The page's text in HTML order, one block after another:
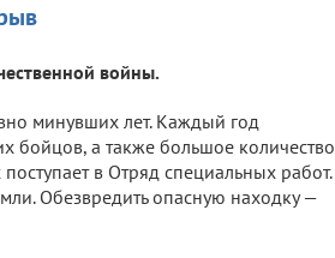
войны.
минувших лет. Каждый год
бойцов, а также большое количество
в Отряд специальных работ.
Обезвредить опасную находку —